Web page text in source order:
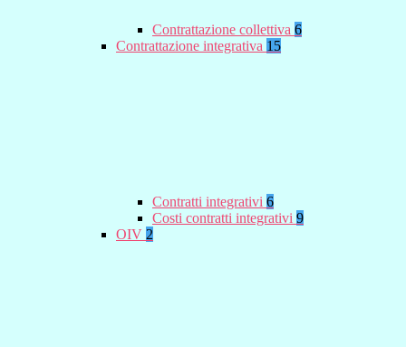
Contrattazione collettiva 6
Contrattazione integrativa 15
Contratti integrativi 6
Costi contratti integrativi 9
OIV 2